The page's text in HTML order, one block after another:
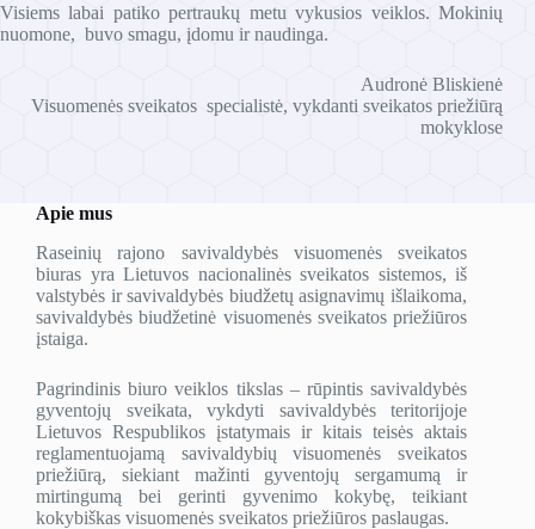
Visiems labai patiko pertraukų metu vykusios veiklos. Mokinių
nuomone, buvo smagu, įdomu ir naudinga.
Audronė Bliskienė
Visuomenės sveikatos specialistė, vykdanti sveikatos priežiūrą
mokyklose
Apie mus
Raseinių rajono savivaldybės visuomenės sveikatos
biuras yra Lietuvos nacionalinės sveikatos sistemos, iš
valstybės ir savivaldybės biudžetų asignavimų išlaikoma,
savivaldybės biudžetinė visuomenės sveikatos priežiūros
įstaiga.
Pagrindinis biuro veiklos tikslas – rūpintis savivaldybės
gyventojų sveikata, vykdyti savivaldybės teritorijoje
Lietuvos Respublikos įstatymais ir kitais teisės aktais
reglamentuojamą savivaldybių visuomenės sveikatos
priežiūrą, siekiant mažinti gyventojų sergamumą ir
mirtingumą bei gerinti gyvenimo kokybę, teikiant
kokybiškas visuomenės sveikatos priežiūros paslaugas.